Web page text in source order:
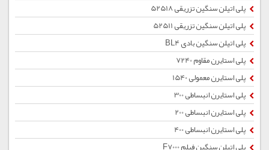
پلی اتیلن سنگین تزریقی 52518
پلی اتیلن سنگین تزریقی 52511
پلی اتیلن سنگین بادی BL4
پلی استایرن مقاوم 7240
پلی استایرن معمولی 1540
پلی استایرن انبساطی 300
پلی استایرن انبساطی 200
پلی استایرن انبساطی 400